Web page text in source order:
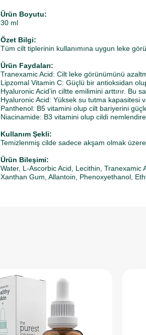
Ürün Boyutu:
30 ml
Özet Bilgi:
Tüm cilt tiplerinin kullanımına uygun leke
Ürün Faydaları:
Tranexamic Acid: Cilt leke görünümünü
Lipzomal Vitamin C: Güçlü bir antioksidan
​Hyaluronic Acid’in ciltte emilimini arttırır. Bu
Hyaluronic Acid: Yüksek su tutma kapasitesi
Panthenol: B5 vitamini olup cilt bariyerini
Niacinamide: B3 vitamini olup cildi
Kullanım Şekli:
Temizlenmiş cilde sadece akşam olmak
Ürün Bileşimi:
Water, L-Ascorbic Acid, Lecithin,
Xanthan Gum, Allantoin, Phenoxyethanol,